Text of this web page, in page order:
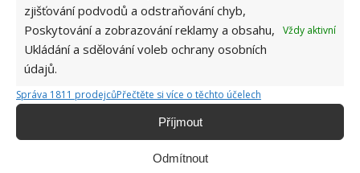
zjišťování podvodů a odstraňování chyb,
Poskytování a zobrazování reklamy a obsahu,
Ukládání a sdělování voleb ochrany osobních
údajů.
Vždy aktivní
Správa 1811 prodejcůPřečtěte si více o těchto účelech
Příjmout
Odmítnout
Celý život dáváte prášek a aviváž do nesprávné
přihrádky. Málokdo ví, jak důležité je jejich
umístění